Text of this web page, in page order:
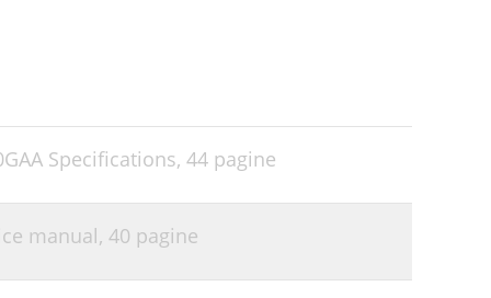
Specifications, 44 pagine
manual, 40 pagine